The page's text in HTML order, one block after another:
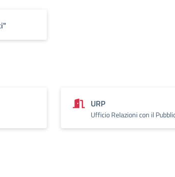
URP
Ufficio Relazioni con il